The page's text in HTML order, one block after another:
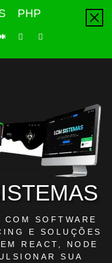
PHP
PinterestTiktok
SOFTWARE
E SOLUÇÕES
REACT, NODE
SUA